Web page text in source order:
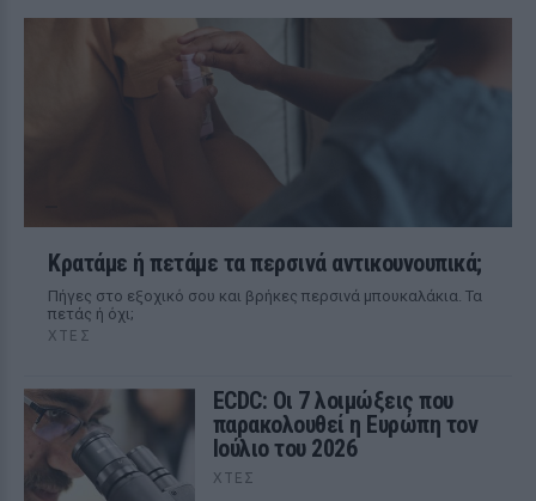
Κρατάμε ή πετάμε τα περσινά αντικουνουπικά;
Πήγες στο εξοχικό σου και βρήκες περσινά μπουκαλάκια. Τα
πετάς ή όχι;
ΧΤΕΣ
ECDC: Οι 7 λοιμώξεις που
παρακολουθεί η Ευρώπη τον
Ιούλιο του 2026
ΧΤΕΣ